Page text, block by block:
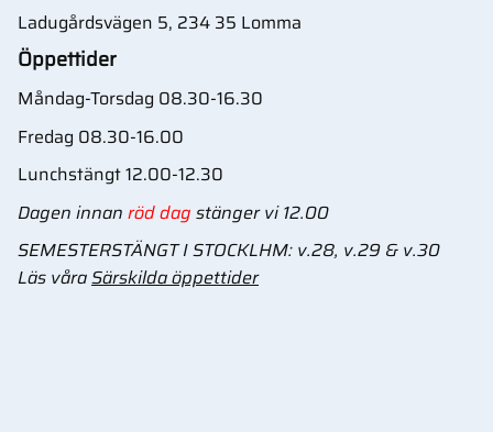
Ladugårdsvägen 5, 234 35 Lomma
Öppettider
Måndag-Torsdag 08.30-16.30
Fredag 08.30-16.00
Lunchstängt 12.00-12.30
Dagen innan röd dag stänger vi 12.00
SEMESTERSTÄNGT I STOCKLHM: v.28, v.29 & v.30
Läs våraSärskilda öppettider